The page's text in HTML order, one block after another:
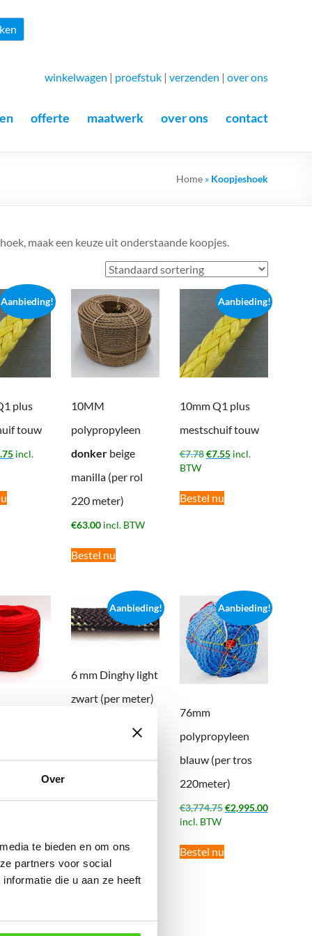
Over
te bieden en om ons
partners voor social
die u aan ze heeft
winkelwagen | proefstuk | verzenden | over ons
offerte maatwerk over ons contact
Home » Koopjeshoek
maak een keuze uit onderstaande koopjes.
Aanbieding!
plus
touw
Huidige
incl.
10MM
polypropyleen
donkerbeige
manilla (per rol
220 meter)
€63.00 incl. BTW
Bestel nu
Aanbieding!
10mm Q1 plus
mestschuif touw
€7.78 Oorspronkelijke
€7.78.
€7.55Huidige
incl.
BTW
Bestel nu
Aanbieding!
6 mm Dinghy light
zwart (per meter)
€1.40.
prijs
€1.20.
Aanbieding!
76mm
polypropyleen
blauw (per tros
220meter)
€3,774.75 Oorspronkelijke
€3,774.75.
€2,995.00Huidige
incl. BTW
Bestel nu